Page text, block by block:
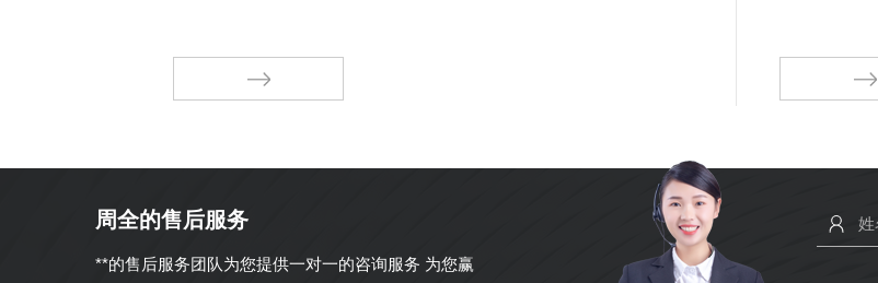
周全的售后服务
**的售后服务团队为您提供一对一的咨询服务 为您赢